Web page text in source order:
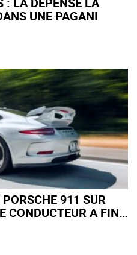
UNE PAGANI
911 SUR
CONDUCTEUR A FINI